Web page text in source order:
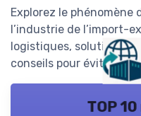
Explorez le phénomène
l’industrie de l’import-
logistiques, solutions
conseils pour éviter les
TOP